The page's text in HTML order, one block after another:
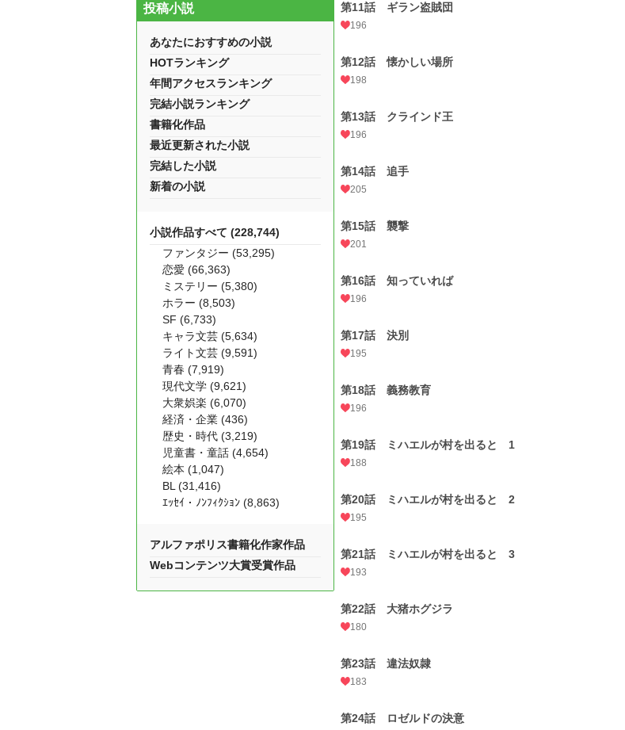
第11話 ギラン盗賊団
196
第12話 懐かしい場所
198
第13話 クラインド王
196
第14話 追手
205
第15話 襲撃
201
第16話 知っていれば
196
第17話 決別
195
第18話 義務教育
196
第19話 ミハエルが村を出ると 1
188
第20話 ミハエルが村を出ると 2
195
第21話 ミハエルが村を出ると 3
193
第22話 大猪ホグジラ
180
第23話 違法奴隷
183
第24話 ロゼルドの決意
投稿小説
あなたにおすすめの小説
HOTランキング
年間アクセスランキング
完結小説ランキング
書籍化作品
最近更新された小説
完結した小説
新着の小説
小説作品すべて (228,744)
ファンタジー (53,295)
恋愛 (66,363)
ミステリー (5,380)
ホラー (8,503)
SF (6,733)
キャラ文芸 (5,634)
ライト文芸 (9,591)
青春 (7,919)
現代文学 (9,621)
大衆娯楽 (6,070)
経済・企業 (436)
歴史・時代 (3,219)
児童書・童話 (4,654)
絵本 (1,047)
BL (31,416)
ｴｯｾｲ・ﾉﾝﾌｨｸｼｮﾝ (8,863)
アルファポリス書籍化作家作品
Webコンテンツ大賞受賞作品